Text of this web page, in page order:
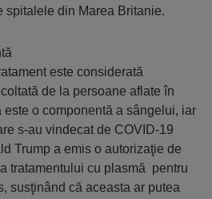
spitalele din Marea Britanie.
este considerată
de la persoane aflate în
o componentă a sângelui, iar
s-au vindecat de COVID-19
Trump a emis o autorizaţie de
tratamentului cu plasmă pentru
susţinând că aceasta ar putea